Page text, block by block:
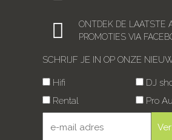
ONTDEK DE LAATSTE
PROMOTIES VIA
SCHRIJF JE IN OP ONZE
Hifi
DJ
Rental
Pro